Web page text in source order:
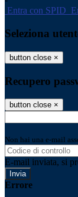
Entra con SPID
Seleziona
button close ×
Recupero
button close ×
Non hai una e-mail
E-mail inviata, si
Errore